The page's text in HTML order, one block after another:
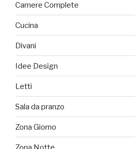
Camere Complete
Cucina
Divani
Idee Design
Letti
Sala da pranzo
Zona Giorno